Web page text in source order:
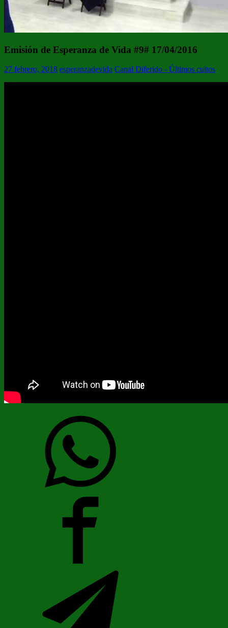
Emisión de Esperanza de Vida #9# 17/04/2016
27 febrero, 2018 esperanzadevida Canal Diferido - Últimos cultos